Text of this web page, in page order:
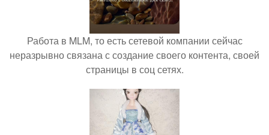
Работа в MLM, то есть сетевой компании сейчас
неразрывно связана с создание своего контента, своей
страницы в соц сетях.